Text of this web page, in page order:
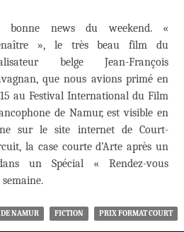
bonne news du weekend. «
», le très beau film du
belge Jean-François
que nous avions primé en
au Festival International du Film
de Namur, est visible en
sur le site internet de Court-
la case courte d’Arte après un
un Spécial « Rendez-vous
DE NAMUR FICTION PRIX FORMAT COURT